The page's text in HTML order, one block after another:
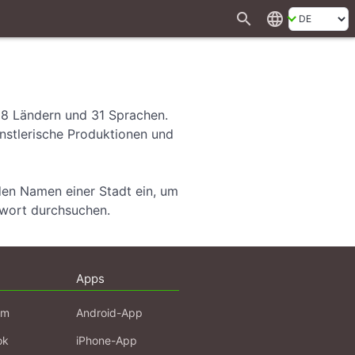
search language
Ländern und 31 Sprachen.
Produktionen und
Namen einer Stadt ein, um
durchsuchen.
Apps
Android-App
iPhone-App